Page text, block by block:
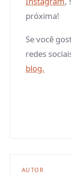
próxima!
Se você
redes
blog.
AUTOR